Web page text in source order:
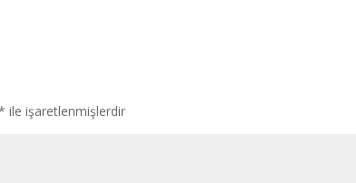
ile işaretlenmişlerdir